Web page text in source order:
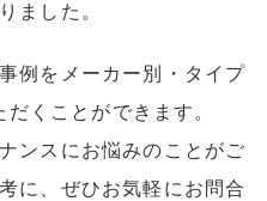
ました。
例をメーカー別・タイプ
くことができます。
ンスにお悩みのことがご
に、ぜひお気軽にお問合